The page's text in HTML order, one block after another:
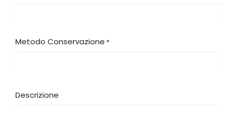
Metodo Conservazione *
Descrizione